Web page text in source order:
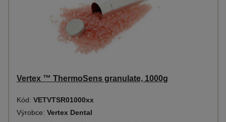
Vertex ™ ThermoSens granulate, 1000g
Kód: VETVTSR01000xx
Výrobce: Vertex Dental